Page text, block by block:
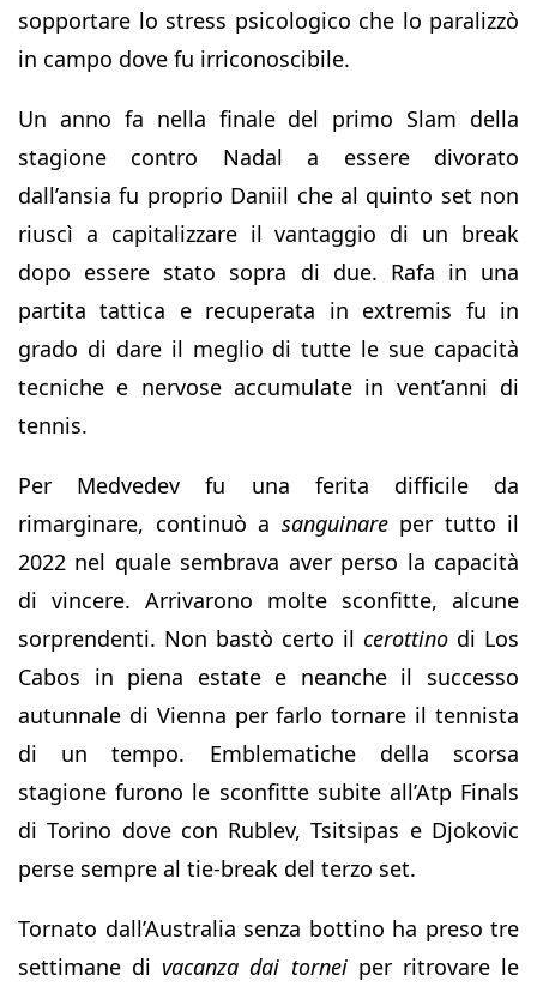
sopportare lo stress psicologico che lo paralizzò
in campo dove fu irriconoscibile.
Un anno fa nella finale del primo Slam della
stagione contro Nadal a essere divorato
dall’ansia fu proprio Daniil che al quinto set non
riuscì a capitalizzare il vantaggio di un break
dopo essere stato sopra di due. Rafa in una
partita tattica e recuperata in extremis fu in
grado di dare il meglio di tutte le sue capacità
tecniche e nervose accumulate in vent’anni di
tennis.
Per Medvedev fu una ferita difficile da
rimarginare, continuò a sanguinareper tutto il
2022 nel quale sembrava aver perso la capacità
di vincere. Arrivarono molte sconfitte, alcune
sorprendenti. Non bastò certo il cerottino di Los
Cabos in piena estate e neanche il successo
autunnale di Vienna per farlo tornare il tennista
di un tempo. Emblematiche della scorsa
stagione furono le sconfitte subite all’Atp Finals
di Torino dove con Rublev, Tsitsipas e Djokovic
perse sempre al tie-break del terzo set.
Tornato dall’Australia senza bottino ha preso tre
settimane di vacanza dai tornei per ritrovare le